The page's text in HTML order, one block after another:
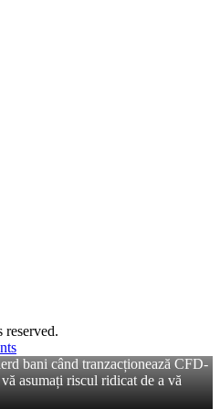
bani când tranzacționează CFD-
asumați riscul ridicat de a vă